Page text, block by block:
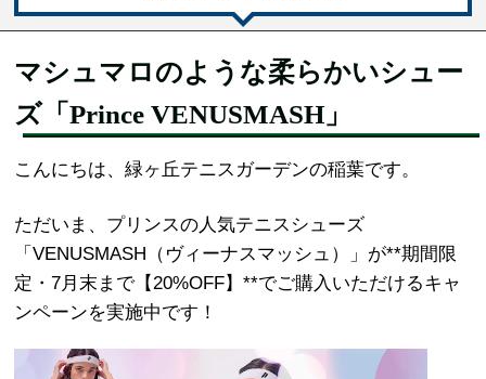
マシュマロのような柔らかいシュー
ズ「Prince VENUSMASH」
こんにちは、緑ヶ丘テニスガーデンの稲葉です。
ただいま、プリンスの人気テニスシューズ
「VENUSMASH（ヴィーナスマッシュ）」が**期間限
定・7月末まで【20%OFF】**でご購入いただけるキャ
ンペーンを実施中です！